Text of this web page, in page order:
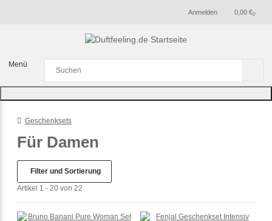
Anmelden 0
0,00 €
Menü
Geschenksets
Für Damen
Filter und Sortierung
Artikel 1 - 20 von 22